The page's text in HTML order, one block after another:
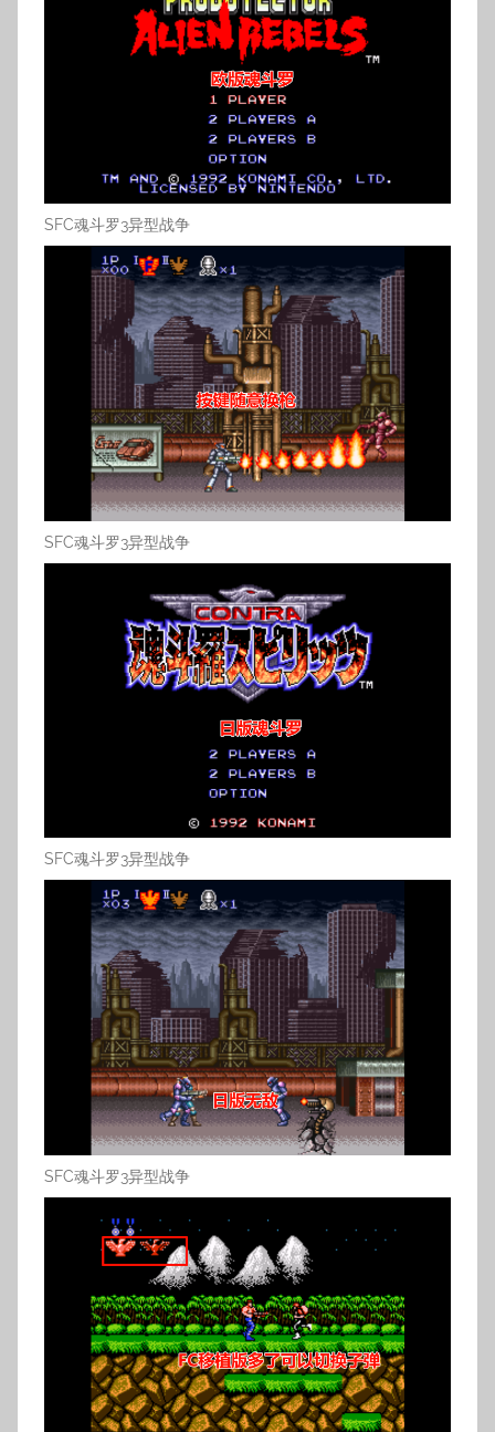
SFC魂斗罗3异型战争
SFC魂斗罗3异型战争
SFC魂斗罗3异型战争
SFC魂斗罗3异型战争